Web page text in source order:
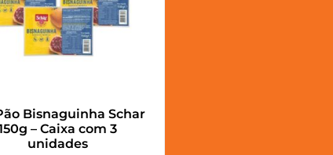
Bisnaguinha Schar
– Caixa com 3
unidades